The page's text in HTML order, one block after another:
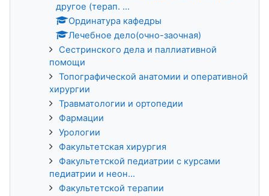
другое (терап. ...
Ординатура кафедры
Лечебное дело(очно-заочная)
Сестринского дела и паллиативной
помощи
Топографической анатомии и оперативной
хирургии
Травматологии и ортопедии
Фармации
Урологии
Факультетская хирургия
Факультетской педиатрии с курсами
педиатрии и неон...
Факультетской терапии